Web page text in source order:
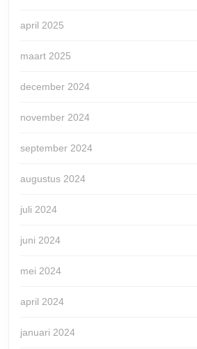
april 2025
maart 2025
december 2024
november 2024
september 2024
augustus 2024
juli 2024
juni 2024
mei 2024
april 2024
januari 2024